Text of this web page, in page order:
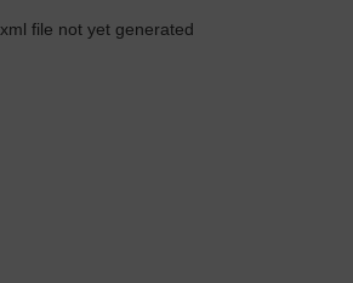
xml file not yet generated